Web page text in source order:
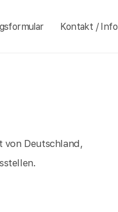
Kontakt / Info
von Deutschland,